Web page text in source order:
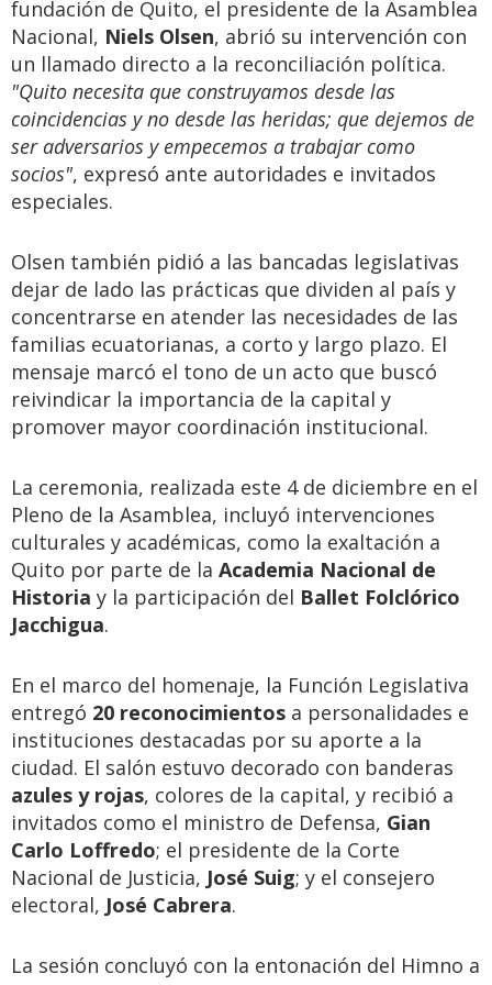
fundación de Quito, el presidente de la Asamblea
Nacional, Niels Olsen, abrió su intervención con
un llamado directo a la reconciliación política.
"Quito necesita que construyamos desde las
coincidencias y no desde las heridas; que dejemos de
ser adversarios y empecemos a trabajar como
socios", expresó ante autoridades e invitados
especiales.
Olsen también pidió a las bancadas legislativas
dejar de lado las prácticas que dividen al país y
concentrarse en atender las necesidades de las
familias ecuatorianas, a corto y largo plazo. El
mensaje marcó el tono de un acto que buscó
reivindicar la importancia de la capital y
promover mayor coordinación institucional.
La ceremonia, realizada este 4 de diciembre en el
Pleno de la Asamblea, incluyó intervenciones
culturales y académicas, como la exaltación a
Quito por parte de la Academia Nacional de
Historia y la participación del Ballet Folclórico
Jacchigua.
En el marco del homenaje, la Función Legislativa
entregó 20 reconocimientos a personalidades e
instituciones destacadas por su aporte a la
ciudad. El salón estuvo decorado con banderas
azules y rojas, colores de la capital, y recibió a
invitados como el ministro de Defensa, Gian
Carlo Loffredo; el presidente de la Corte
Nacional de Justicia, José Suig; y el consejero
electoral, José Cabrera.
La sesión concluyó con la entonación del Himno a